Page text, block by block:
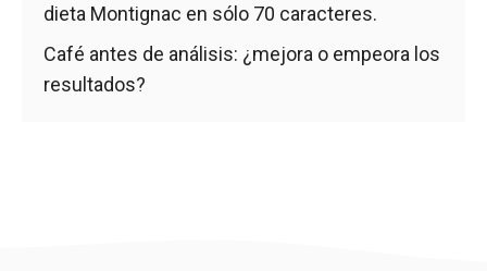
dieta Montignac en sólo 70 caracteres.
Café antes de análisis: ¿mejora o empeora los
resultados?